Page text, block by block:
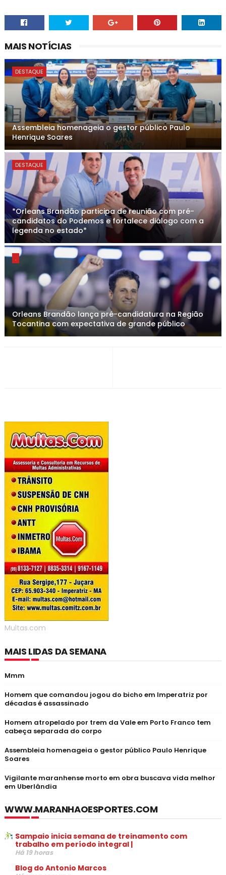
MAIS NOTÍCIAS
DESTAQUE
Assembleia homenageia o gestor público Paulo
Henrique Soares
DESTAQUE
*Orleans Brandão participa de reunião com pré-
candidatos do Podemos e fortalece diálogo com a
legenda no estado*
.
Orleans Brandão lança pré-candidatura na Região
Tocantina com expectativa de grande público
Multas.com
MAIS LIDAS DA SEMANA
Mmm
Homem que comandou jogou do bicho em Imperatriz por
décadas é assassinado
Homem atropelado por trem da Vale em Porto Franco tem
cabeça separada do corpo
Assembleia homenageia o gestor público Paulo Henrique
Soares
Vigilante maranhense morto em obra buscava vida melhor
em Uberlândia
WWW.MARANHAOESPORTES.COM
Sampaio inicia semana de treinamento com
trabalho em período integral |
Há 19 horas
Blog do Antonio Marcos